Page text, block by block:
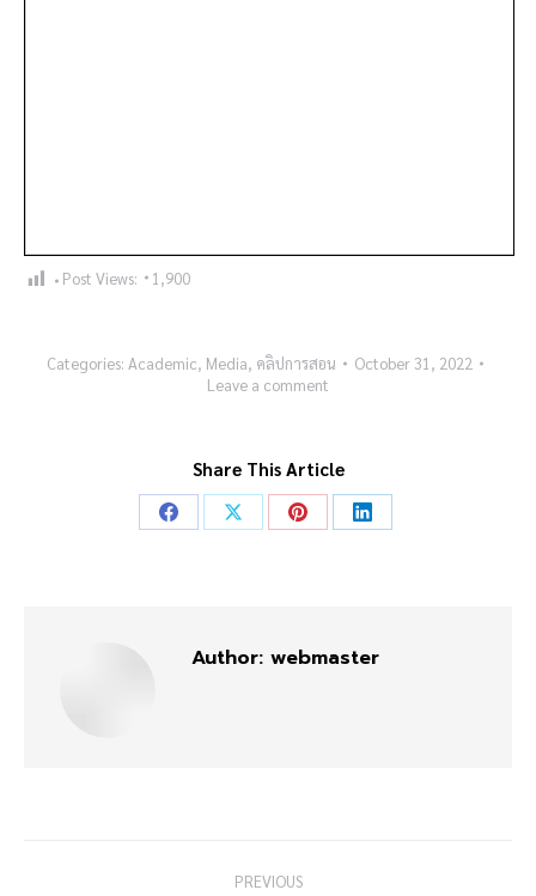
Post Views: 1,900
Categories: Academic, Media, คลิปการสอน
October 31, 2022
Leave a comment
Share This Article
Share
Share
Share
Share
Author: webmaster
PREVIOUS